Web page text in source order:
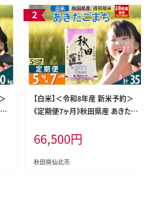
【白米】＜令和8年産 新米予約＞
《定期便7ヶ月》秋田県産 あきたこま
米 匠 [サンファーム西木 米5kg 米
5kg 米 5kg定期便 お米定期便 白
米 あきたこまち ごはん 米 お米 精
66,500円
秋田県仙北市